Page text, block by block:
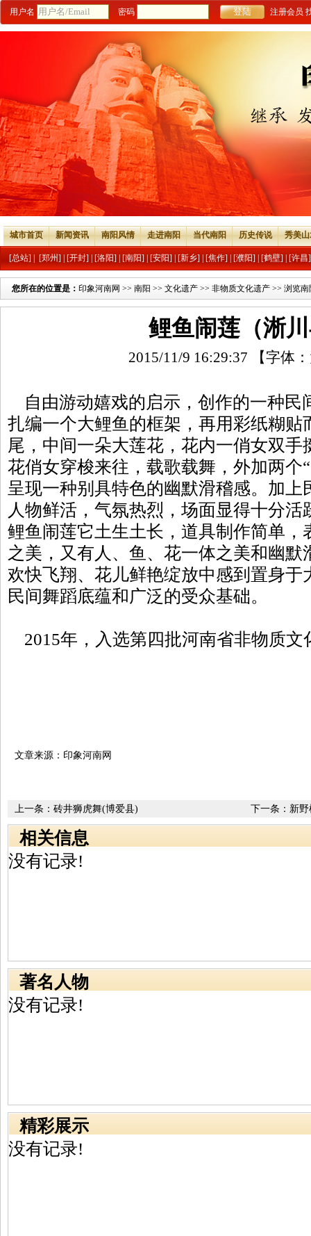
用户名 密码 注册会员
城市首页 新闻资讯 南阳风情 走进南阳 当代南阳 历史传说 秀美
[总站] [郑州] [开封] [洛阳] [南阳] [安阳] [新乡] [焦作] [濮阳] [鹤壁] [许昌]
您所在的位置是： 印象河南网 >> 南阳 >> 文化遗产 >> 非物质文化遗产 >> 浏览南
鲤鱼闹莲（淅
2015/11/9 16:29:37 【字体：
自由游动嬉戏的启示，创作的一种民
扎编一个大鲤鱼的框架，再用彩纸糊贴
尾，中间一朵大莲花，花内一俏女双
花俏女穿梭来往，载歌载舞，外加两个
呈现一种别具特色的幽默滑稽感。加
人物鲜活，气氛热烈，场面显得十分活
鲤鱼闹莲它土生土长，道具制作简单，
之美，又有人、鱼、花一体之美和幽
欢快飞翔、花儿鲜艳绽放中感到置身于
民间舞蹈底蕴和广泛的受众基础。
2015年，入选第四批河南省非物质文
文章来源：印象河南网
下一条： 新
上一条： 砖井狮虎舞(博爱县)
相关信息
没有记录!
著名人物
没有记录!
精彩展示
没有记录!